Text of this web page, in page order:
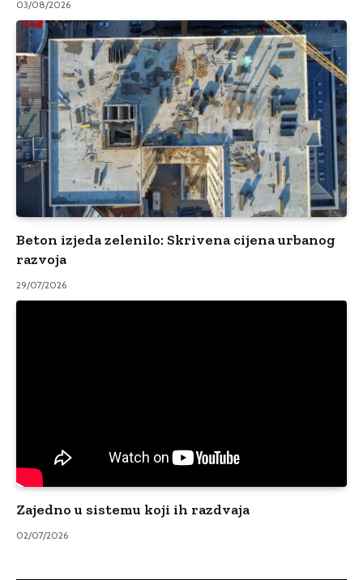
03/08/2026
Beton izjeda zelenilo: Skrivena cijena urbanog
razvoja
29/07/2026
Zajedno u sistemu koji ih razdvaja
02/07/2026